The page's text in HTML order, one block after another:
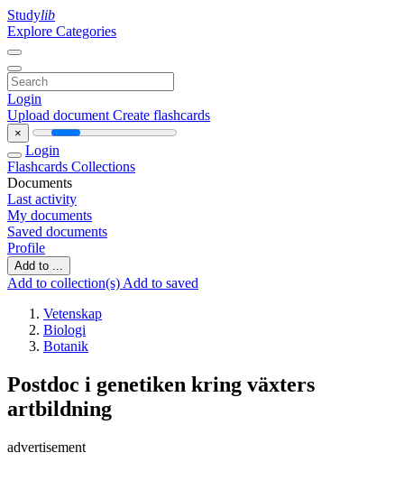
Studylib
Explore Categories
Login
Upload document Create flashcards
×
Login
Flashcards Collections
Documents
Last activity
My documents
Saved documents
Profile
Add to ...
Add to collection(s) Add to saved
Vetenskap
Biologi
Botanik
Postdoc i genetiken kring växters
artbildning
advertisement